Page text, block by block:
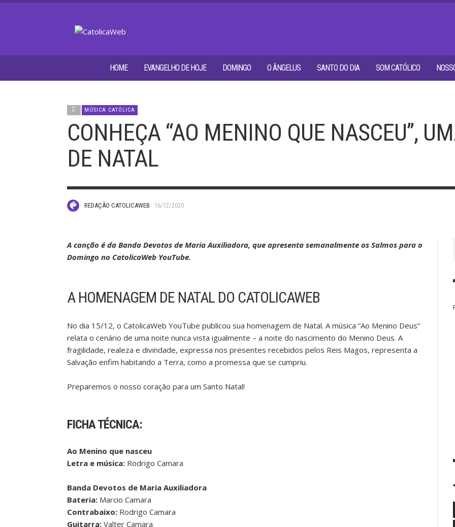
HOME EVANGELHO DE HOJE DOMINGO O ÂNGELUS SANTO DO DIA SOM CATÓLICO
MÚSICA CATÓLICA
CONHEÇA “AO MENINO QUE NASCEU”,
DE NATAL
REDAÇÃO CATOLICAWEB 16/12/2020
A canção é da Banda Devotos de Maria Auxiliadora, que apresenta semanalmente os Salmos para o
Domingo no CatolicaWeb YouTube.
A HOMENAGEM DE NATAL DO CATOLICAWEB
No dia 15/12, o CatolicaWeb YouTube publicou sua homenagem de Natal. A música “Ao Menino Deus”
relata o cenário de uma noite nunca vista igualmente – a noite do nascimento do Menino Deus. A
fragilidade, realeza e divindade, expressa nos presentes recebidos pelos Reis Magos, representa a
Salvação enfim habitando a Terra, como a promessa que se cumpriu.
Preparemos o nosso coração para um Santo Natal!
FICHA TÉCNICA:
Ao Menino que nasceu
Letra e música: Rodrigo Camara
Banda Devotos de Maria Auxiliadora
Bateria: Marcio Camara
Contrabaixo: Rodrigo Camara
Guitarra: Valter Camara